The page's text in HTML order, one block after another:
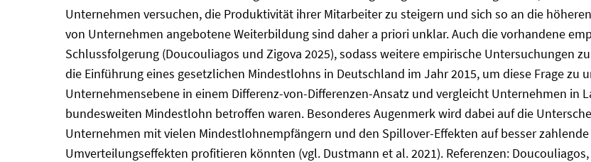
Unternehmen versuchen, die Produktivität ihrer Mitarbeiter zu steigern und sich so an die
von Unternehmen angebotene Weiterbildung sind daher a priori unklar. Auch die vorhandene
Schlussfolgerung (Doucouliagos und Zigova 2025), sodass weitere empirische Untersuchungen
die Einführung eines gesetzlichen Mindestlohns in Deutschland im Jahr 2015, um diese Frage zu
Unternehmensebene in einem Differenz-von-Differenzen-Ansatz und vergleicht Unternehmen in
bundesweiten Mindestlohn betroffen waren. Besonderes Augenmerk wird dabei auf die
Unternehmen mit vielen Mindestlohnempfängern und den Spillover-Effekten auf besser
Umverteilungseffekten profitieren könnten (vgl. Dustmann et al. 2021). Referenzen: